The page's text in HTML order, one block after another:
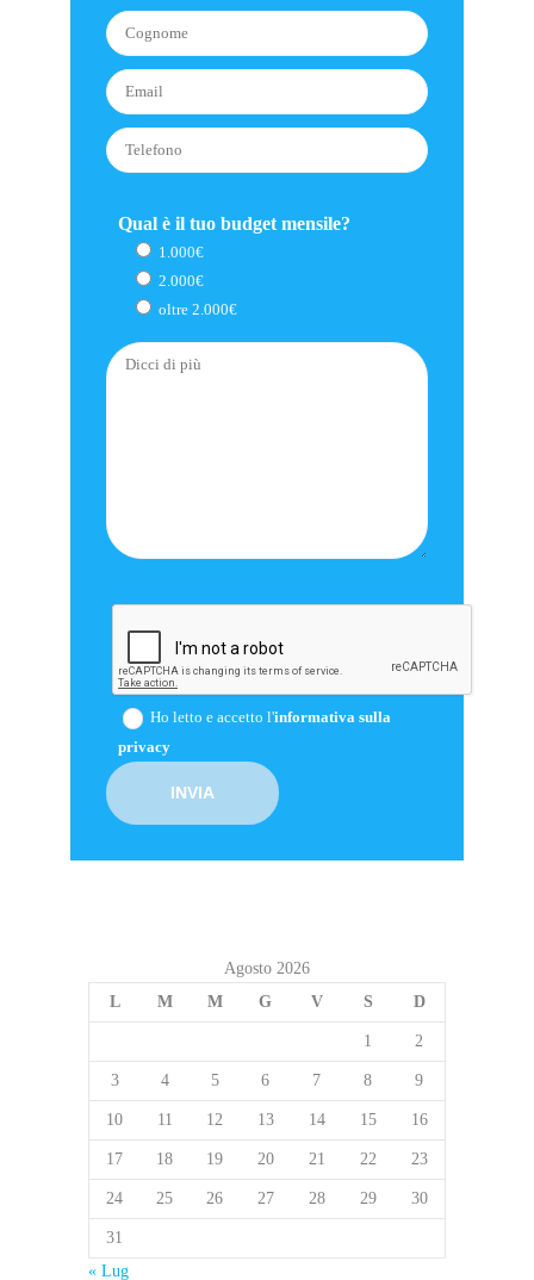
Qual è il tuo budget mensile?
1.000€
2.000€
oltre 2.000€
Ho letto e accetto l'informativa sulla
privacy
Agosto 2026
L
M M G V S D
1 2
3 4 5 6 7 8 9
10 11 12 13 14 15 16
17 18 19 20 21 22 23
24 25 26 27 28 29 30
31
« Lug